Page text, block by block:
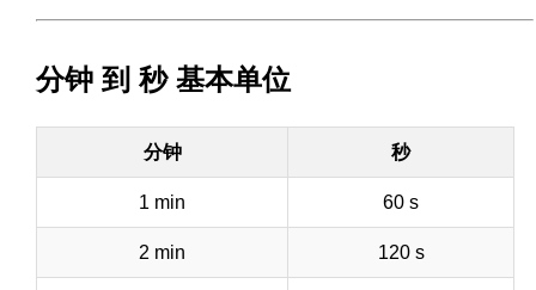
分钟 到 秒 基本单位
分钟 秒
1 min 60 s
2 min 120 s